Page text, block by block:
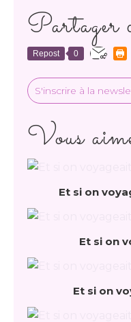
Partager
Repost 0
S'inscrire à la
Vous
Et si on
Et si on
Et si on